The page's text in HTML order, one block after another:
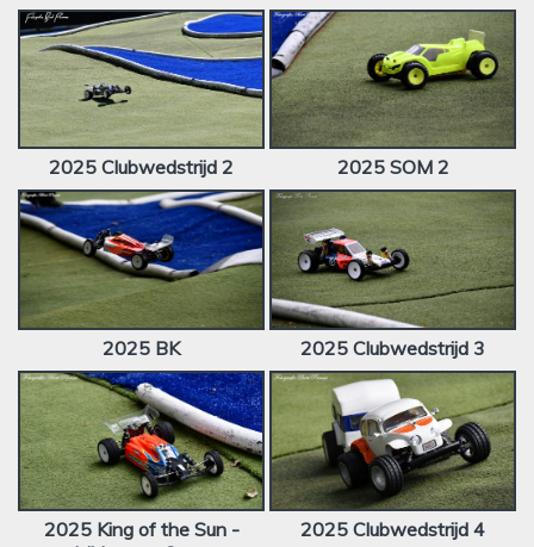
2025 Clubwedstrijd 2 2025 SOM 2
2025 BK 2025 Clubwedstrijd 3
2025 King of the Sun -
2025 Clubwedstrijd 4